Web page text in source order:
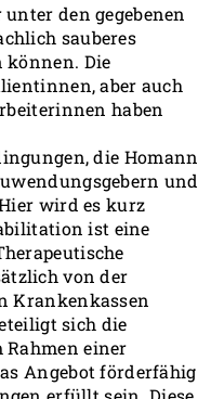
den gegebenen
sauberes
können. Die
aber auch
haben
die Homann
und
wird es kurz
ist eine
von der
Krankenkassen
sich die
Rahmen einer
Angebot förderfähig